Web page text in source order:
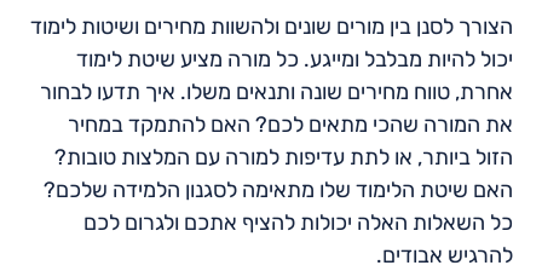
הצורך לסנן בין מורים שונים ולהשוות מחירים ושיטות לימוד
יכול להיות מבלבל ומייגע. כל מורה מציע שיטת לימוד
אחרת, טווח מחירים שונה ותנאים משלו. איך תדעו לבחור
את המורה שהכי מתאים לכם? האם להתמקד במחיר
הזול ביותר, או לתת עדיפות למורה עם המלצות טובות?
האם שיטת הלימוד שלו מתאימה לסגנון הלמידה שלכם?
כל השאלות האלה יכולות להציף אתכם ולגרום לכם
להרגיש אבודים.